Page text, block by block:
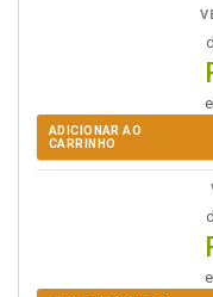
ADICIONAR AO
CARRINHO